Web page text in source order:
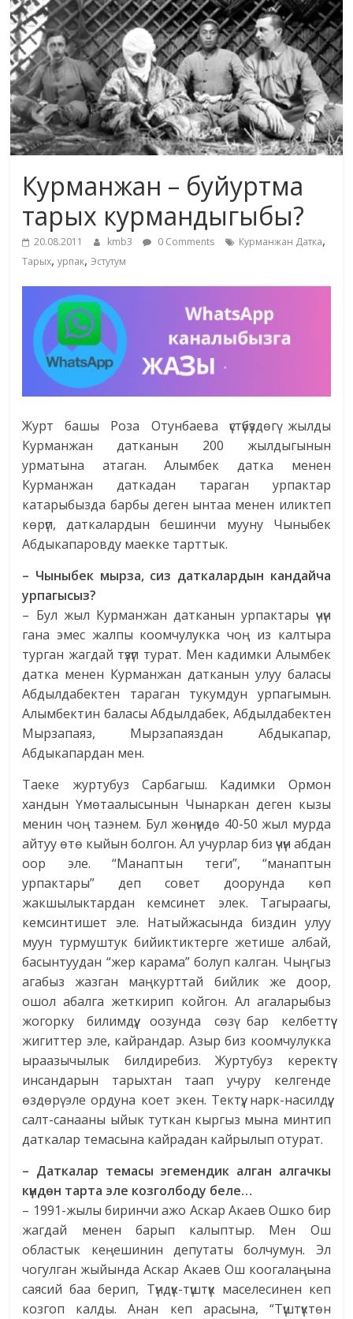
маданияты
жана
адабияты
Курманжан – буйуртма
тарых курмандыгыбы?
20.08.2011 kmb3 0 Comments Курманжан Датка,
Тарых,урпак,Эстутум
Журт башы Роза Отунбаева үстүбүздөгү жылды
Курманжан датканын 200 жылдыгынын
урматына атаган. Алымбек датка менен
Курманжан даткадан тараган урпактар
катарыбызда барбы деген ынтаа менен иликтеп
көрүп, даткалардын бешинчи мууну Чыныбек
Абдыкапаровду маекке тарттык.
– Чыныбек мырза, сиз даткалардын кандайча
урпагысыз?
– Бул жыл Курманжан датканын урпактары үчүн
гана эмес жалпы коомчулукка чоң из калтыра
турган жагдай түзүп турат. Мен кадимки Алымбек
датка менен Курманжан датканын улуу баласы
Абдылдабектен тараган тукумдун урпагымын.
Алымбектин баласы Абдылдабек, Абдылдабектен
Мырзапаяз, Мырзапаяздан Абдыкапар,
Абдыкапардан мен.
Таеке журтубуз Сарбагыш. Кадимки Ормон
хандын Үмөтаалысынын Чынаркан деген кызы
менин чоң таэнем. Бул жөнүндө 40-50 жыл мурда
айтуу өтө кыйын болгон. Ал учурлар биз үчүн абдан
оор эле. “Манаптын теги”, “манаптын
урпактары” деп совет доорунда көп
жакшылыктардан кемсинет элек. Тагыраагы,
кемсинтишет эле. Натыйжасында биздин улуу
муун турмуштук бийиктиктерге жетише албай,
басынтуудан “жер карама” болуп калган. Чыңгыз
агабыз жазган маңкурттай бийлик же доор,
ошол абалга жеткирип койгон. Ал агаларыбыз
жогорку билимдүү, оозунда сөзү бар келбеттүү
жигиттер эле, кайрандар. Азыр биз коомчулукка
ыраазычылык билдиребиз. Журтубуз керектүү
инсандарын тарыхтан таап учуру келгенде
өздөрү эле ордуна коет экен. Тектүү, нарк-насилдүү,
салт-санааны ыйык туткан кыргыз мына минтип
даткалар темасына кайрадан кайрылып отурат.
– Даткалар темасы эгемендик алган алгачкы
күндөн тарта эле козголбоду беле…
– 1991-жылы биринчи ажо Аскар Акаев Ошко бир
жагдай менен барып калыптыр. Мен Ош
областык кеңешинин депутаты болчумун. Эл
чогулган жыйында Аскар Акаев Ош коогалаңына
саясий баа берип, Түндүк-түштүк маселесинен кеп
козгоп калды. Анан кеп арасына, “Түштүктөн